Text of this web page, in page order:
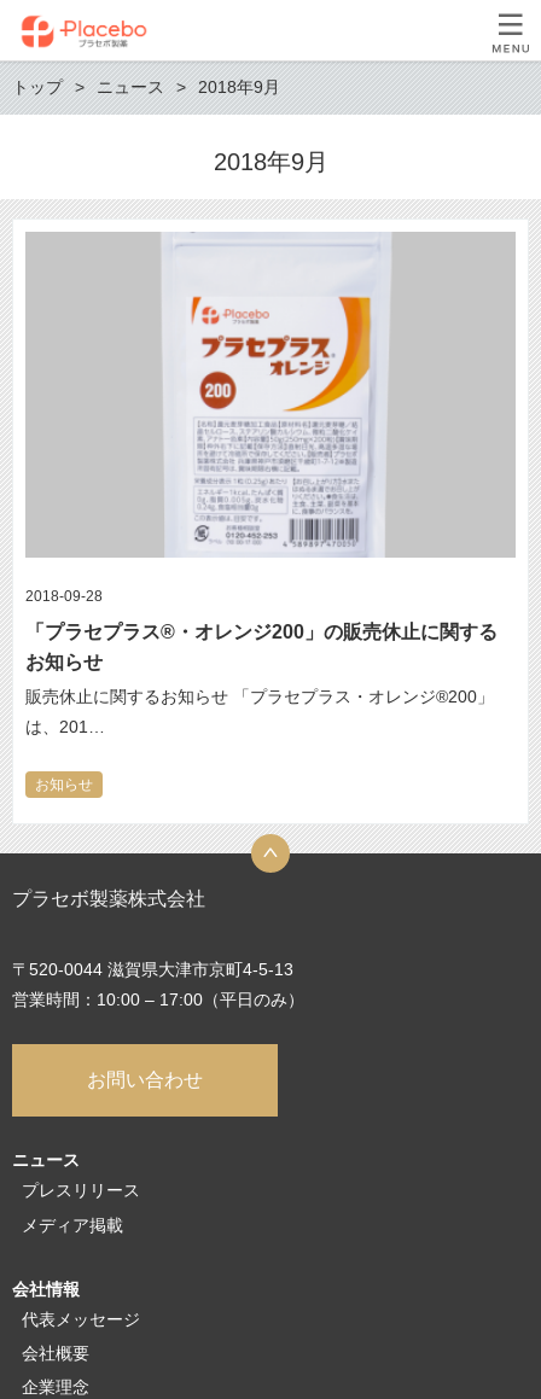
トップ ニュース 2018年9月
2018年9月
2018-09-28
「プラセプラス®・オレンジ200」の販売休止に関する
お知らせ
販売休止に関するお知らせ 「プラセプラス・オレンジ®200」
は、201…
お知らせ
プラセボ製薬株式会社
〒520-0044 滋賀県大津市京町4-5-13
営業時間：10:00 – 17:00（平日のみ）
お問い合わせ
ニュース
プレスリリース
メディア掲載
会社情報
代表メッセージ
会社概要
企業理念